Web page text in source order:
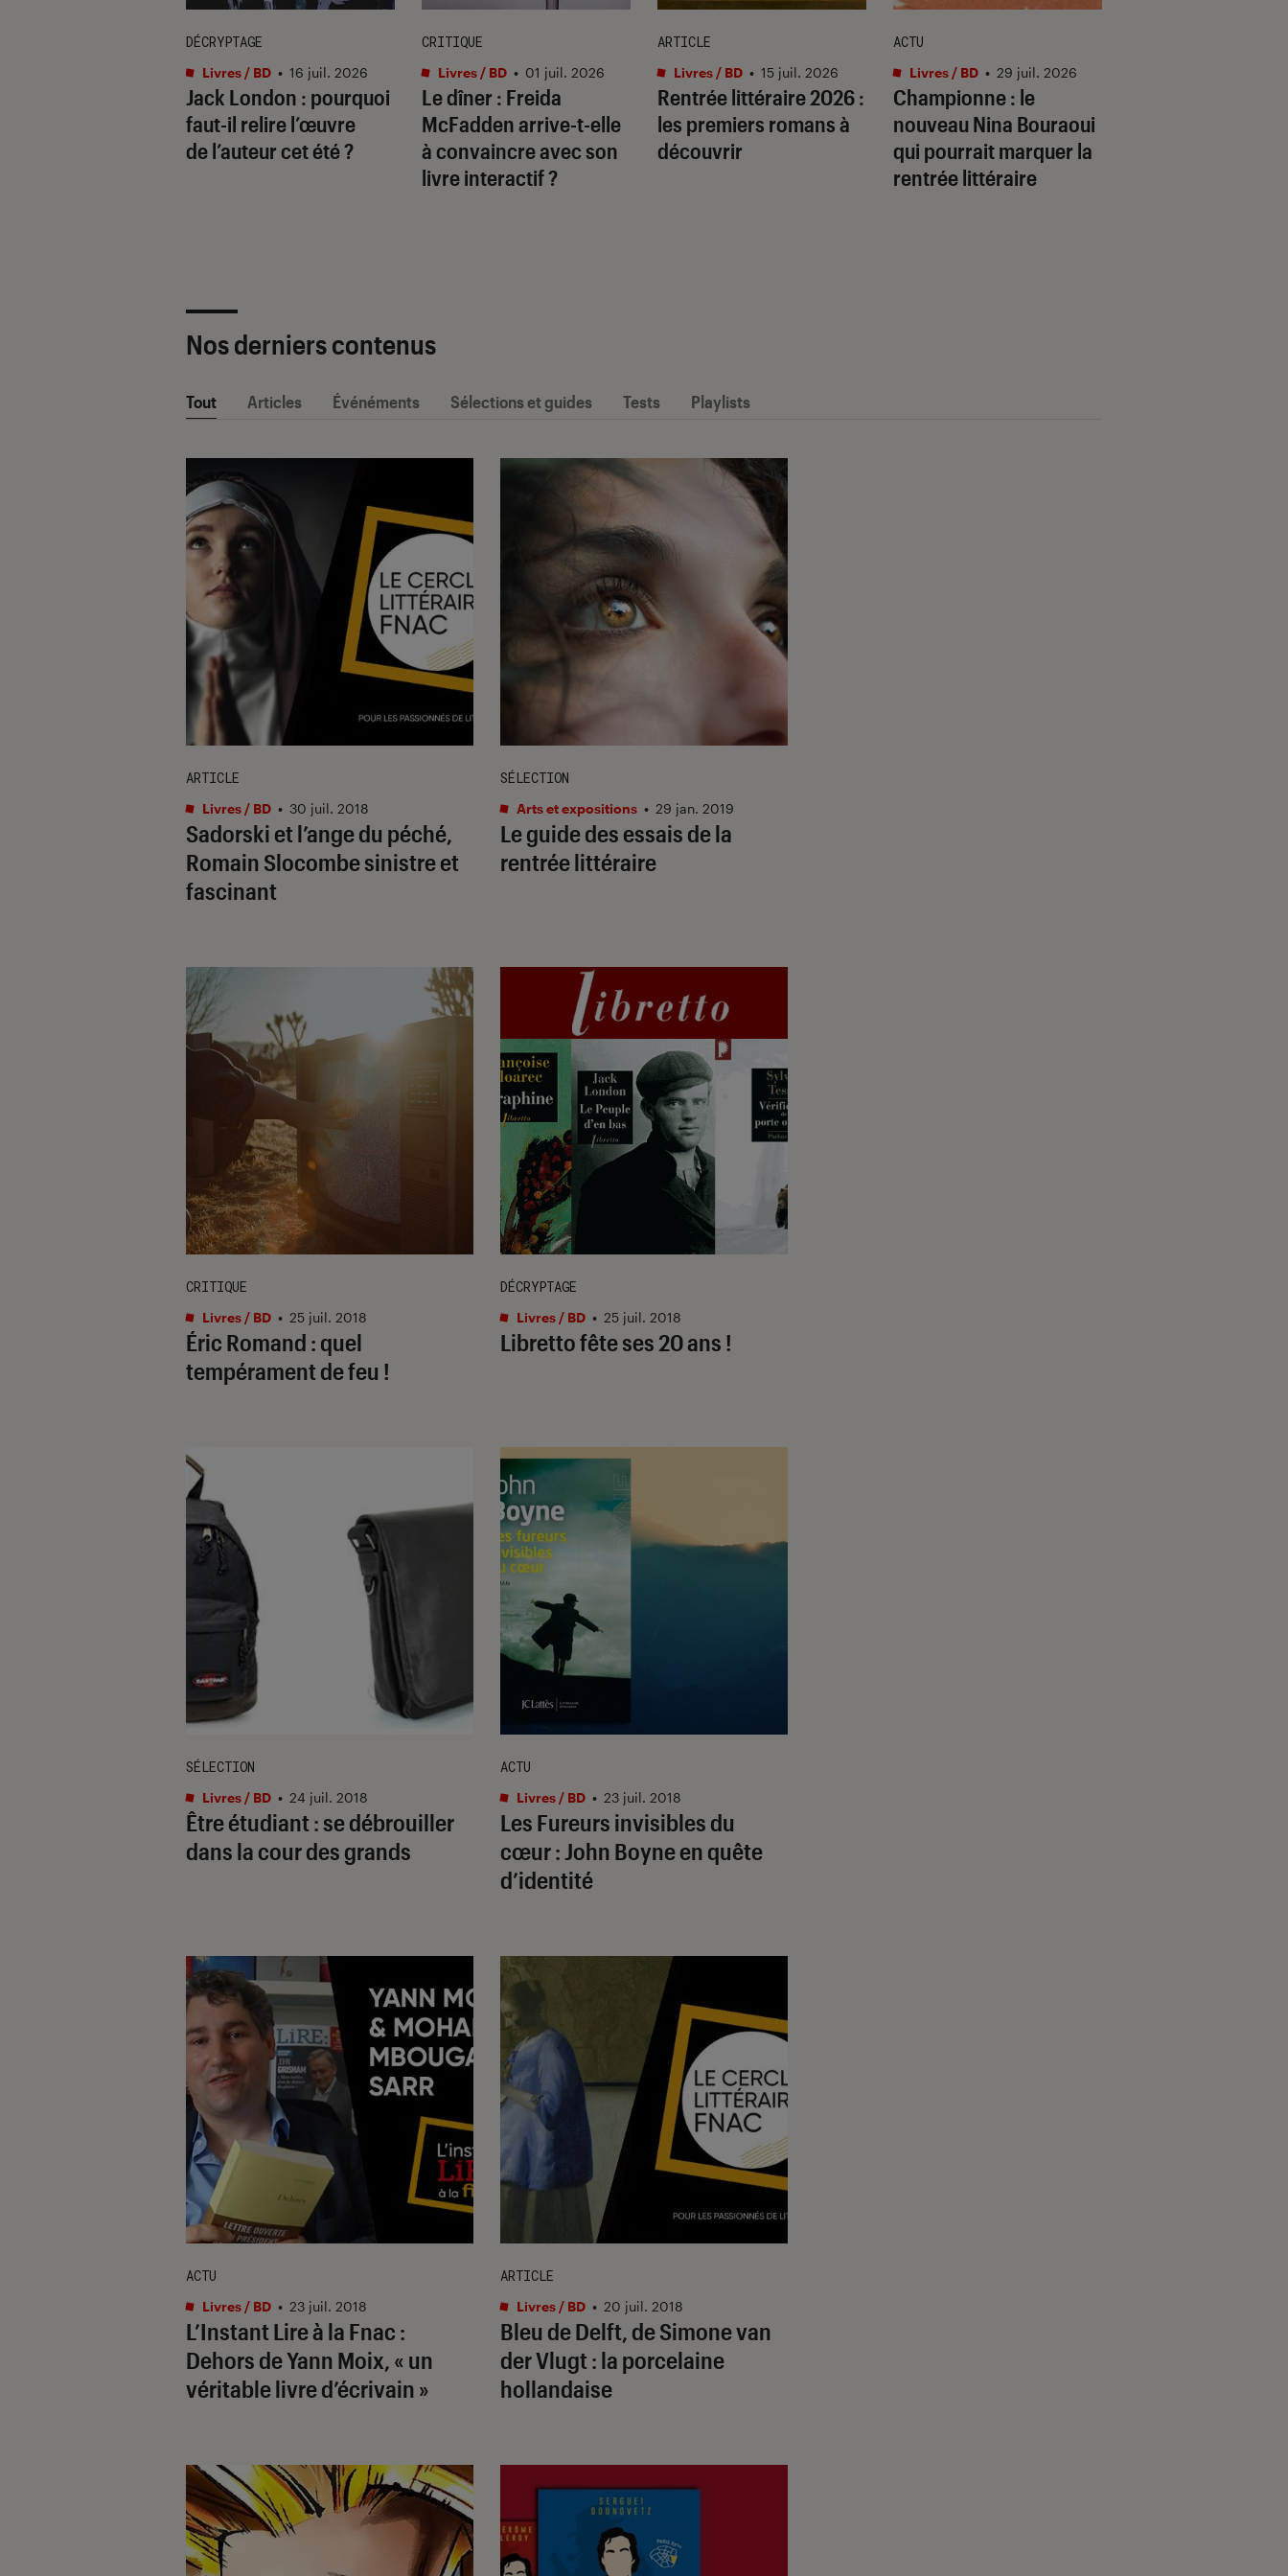
Jack London : pourquoi
faut-il relire l’œuvre
de l’auteur cet été ?
DÉCRYPTAGE
Livres / BD • 16 juil. 2026
Le dîner : Freida
McFadden arrive-t-elle
à convaincre avec son
livre interactif ?
CRITIQUE
Livres / BD • 01 juil. 2026
Rentrée littéraire 2026 :
les premiers romans à
découvrir
ARTICLE
Livres / BD • 15 juil. 2026
Championne: le
nouveau Nina Bouraoui
qui pourrait marquer la
rentrée littéraire
ACTU
Livres / BD • 29 juil. 2026
Nos derniers contenus
Tout Articles Événéments Sélections et guides Tests Playlists
Sadorski et l’ange du péché,
Romain Slocombe sinistre et
fascinant
ARTICLE
Livres / BD • 30 juil. 2018
Le guide des essais de la
rentrée littéraire
SÉLECTION
Arts et expositions • 29 jan. 2019
Éric Romand : quel
tempérament de feu !
CRITIQUE
Livres / BD • 25 juil. 2018
Libretto fête ses 20 ans !
DÉCRYPTAGE
Livres / BD • 25 juil. 2018
Être étudiant : se débrouiller
dans la cour des grands
SÉLECTION
Livres / BD • 24 juil. 2018
Les Fureurs invisibles du
cœur : John Boyne en quête
d’identité
ACTU
Livres / BD • 23 juil. 2018
L’Instant Lire à la Fnac :
Dehors de Yann Moix, « un
véritable livre d’écrivain »
ACTU
Livres / BD • 23 juil. 2018
Bleu de Delft, de Simone van
der Vlugt : la porcelaine
hollandaise
ARTICLE
Livres / BD • 20 juil. 2018